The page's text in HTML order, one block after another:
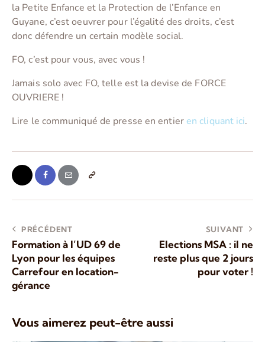
la Petite Enfance et la Protection de l’Enfance en
Guyane, c’est oeuvrer pour l’égalité des droits, c’est
donc défendre un certain modèle social.
FO, c’est pour vous, avec vous !
Jamais solo avec FO, telle est la devise de FORCE
OUVRIERE !
Lire le communiqué de presse en entier en cliquant ici.
PRÉCÉDENT
Formation à l’UD 69 de
Lyon pour les équipes
Carrefour en location-
gérance
SUIVANT
Elections MSA : il ne
reste plus que 2 jours
pour voter !
Vous aimerez peut-être aussi